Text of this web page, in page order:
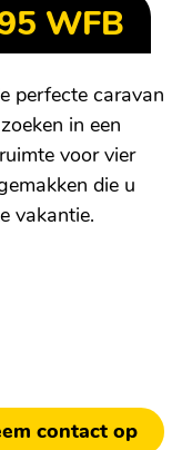
WFB
perfecte caravan
in een
voor vier
die u
vakantie.
contact op